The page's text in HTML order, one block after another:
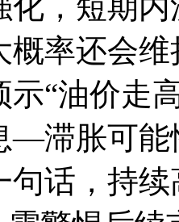
概率还会
示“油价
—滞胀可能
句话，持